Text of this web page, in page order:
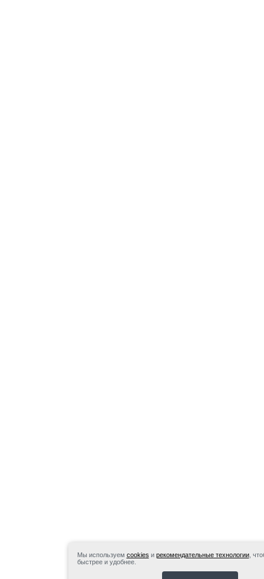
Мы используем cookies и рекомендательные технологии,
быстрее и удобнее.